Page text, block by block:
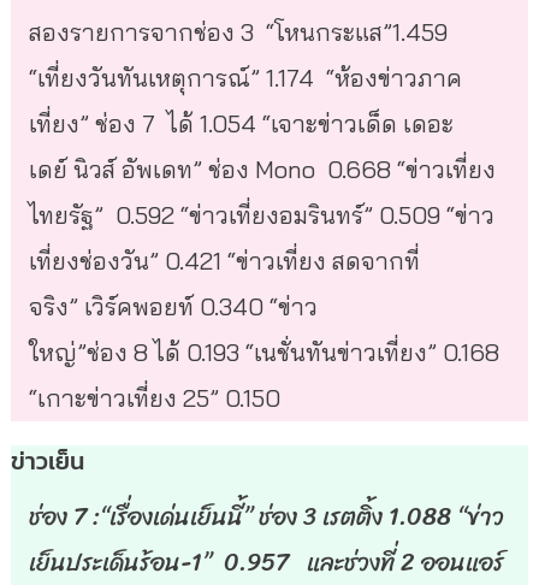
สองรายการจากช่อง 3 “โหนกระแส”1.459
“เที่ยงวันทันเหตุการณ์” 1.174 “ห้องข่าวภาค
เที่ยง” ช่อง 7ได้ 1.054 “เจาะข่าวเด็ด เดอะ
เดย์ นิวส์ อัพเดท” ช่อง Mono 0.668 “ข่าวเที่ยง
ไทยรัฐ” 0.592 “ข่าวเที่ยงอมรินทร์” 0.509 “ข่าว
เที่ยงช่องวัน” 0.421 “ข่าวเที่ยง สดจากที่
จริง” เวิร์คพอยท์0.340 “ข่าว
ใหญ่”ช่อง 8ได้ 0.193 “เนชั่นทันข่าวเที่ยง” 0.168
“เกาะข่าวเที่ยง 25” 0.150
ข่าวเย็น
ช่อง 7 :“เรื่องเด่นเย็นนี้” ช่อง 3 เรตติ้ง 1.088 “ข่าว
เย็นประเด็นร้อน-1” 0.957 และช่วงที่ 2 ออนแอร์